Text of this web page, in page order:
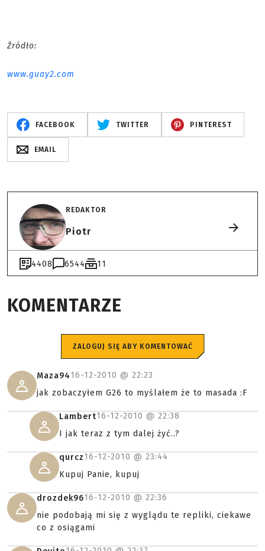
Źródło:
www.guay2.com
FACEBOOK TWITTER PINTEREST
EMAIL
REDAKTOR
Piotr
4408 6544 11
KOMENTARZE
ZALOGUJ SIĘ ABY KOMENTOWAĆ
Maza9416-12-2010 @ 22:23
jak zobaczyłem G26 to myślałem że to masada :F
Lambert16-12-2010 @ 22:38
I jak teraz z tym dalej żyć..?
qurcz16-12-2010 @ 23:44
Kupuj Panie, kupuj
drozdek9616-12-2010 @ 22:36
nie podobają mi się z wyglądu te repliki, ciekawe
co z osiągami